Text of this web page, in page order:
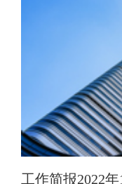
工作简报2022